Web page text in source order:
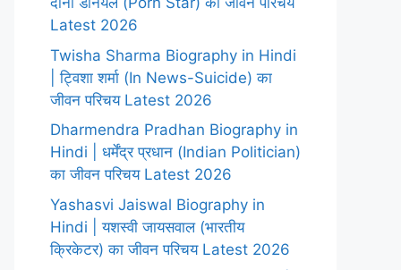
Latest 2026
Twisha Sharma Biography in Hindi
| ट्विशा शर्मा (In News-Suicide) का
जीवन परिचय Latest 2026
Dharmendra Pradhan Biography in
Hindi | धर्मेंद्र प्रधान (Indian Politician)
का जीवन परिचय Latest 2026
Yashasvi Jaiswal Biography in
Hindi | यशस्वी जायसवाल (भारतीय
क्रिकेटर) का जीवन परिचय Latest 2026